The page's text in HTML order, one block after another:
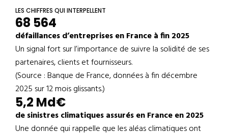
LES CHIFFRES QUI INTERPELLENT
68 564
défaillances d’entreprises en France à fin 2025
Un signal fort sur l’importance de suivre la solidité de ses
partenaires, clients et fournisseurs.
(Source : Banque de France, données à fin décembre
2025 sur 12 mois glissants.)
5,2 Md€
de sinistres climatiques assurés en France en 2025
Une donnée qui rappelle que les aléas climatiques ont